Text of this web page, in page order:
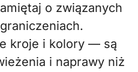
o związanych
kroje i kolory — są
i naprawy niż